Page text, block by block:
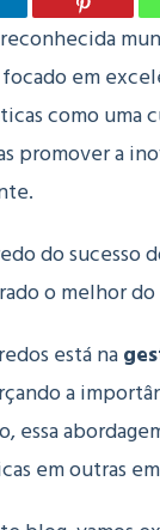
em
como
promover a
do sucesso
o melhor
está na
a
essa
em outras